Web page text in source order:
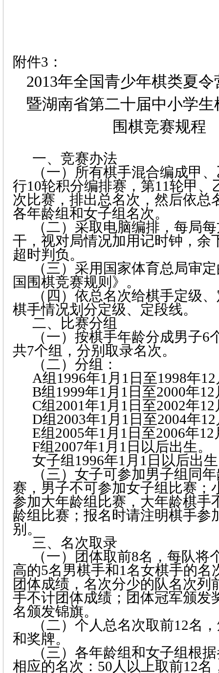
附件3 ：
2013年全国青少年棋类夏
暨湖南省第二十届中小学
围棋竞赛规程
一、竞赛办法
（一）所有棋手混合编成甲
行10轮积分编排赛，第11轮甲、
次比赛，排出总名次，然后依总
各年龄组和女子组名次。
（二）采取电脑编排，每局
干，视对局情况加用记时钟，余
超时判负。
（三）采用国家体育总局审
国围棋竞赛规则》。
（四）依总名次给棋手定级
棋手情况划分定级、定段线。
二、比赛分组
（一）按棋手年龄分成男子6
共7个组，分别取录名次。
（二）分组：
A组1996年1 月 1 日 至1998年12
B组1999年1 月 1 日 至2000年12
C组2001年1 月 1 日 至2002年12
D组2003年1 月 1 日 至2004年12
E组2005年1 月 1 日 至2006年12
F组2007年1 月 1 日 以后出生。
女子组1996年1 月 1 日 以后出
（三）女子可参加男子组同
赛，男子不可参加女子组比赛；
参加大年龄组比赛，大年龄棋手
龄组比赛；报名时请注明棋手参
别。
三、名次取录
（一）团体取前8名，每队将
高的5名男棋手和1名女棋手的名
团体成绩，名次分少的队名次列
手不计团体成绩；团体冠军颁发
名颁发锦旗。
（二）个人总名次取前12名
和奖牌。
（三）各年龄组和女子组根
相应的名次： 50 人以上取前12名